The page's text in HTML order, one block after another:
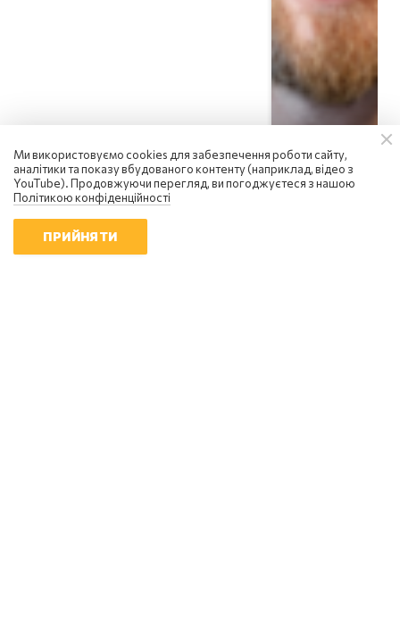
Ми використовуємо cookies для забезпечення роботи сайту,
аналітики та показу вбудованого контенту (наприклад, відео з
YouTube). Продовжуючи перегляд, ви погоджуєтеся з нашою
Політикою конфіденційності
ПРИЙНЯТИ